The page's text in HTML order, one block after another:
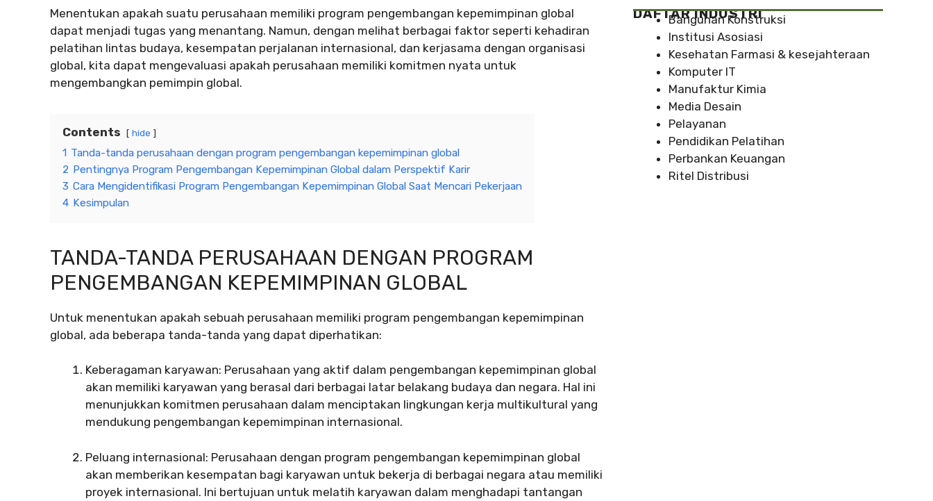
Menentukan apakah suatu perusahaan memiliki program pengembangan kepemimpinan global
dapat menjadi tugas yang menantang. Namun, dengan melihat berbagai faktor seperti kehadiran
pelatihan lintas budaya, kesempatan perjalanan internasional, dan kerjasama dengan organisasi
global, kita dapat mengevaluasi apakah perusahaan memiliki komitmen nyata untuk
mengembangkan pemimpin global.
Contents hide
1 Tanda-tanda perusahaan dengan program pengembangan kepemimpinan global
2 Pentingnya Program Pengembangan Kepemimpinan Global dalam Perspektif Karir
3 Cara Mengidentifikasi Program Pengembangan Kepemimpinan Global Saat Mencari Pekerjaan
4 Kesimpulan
TANDA-TANDA PERUSAHAAN DENGAN PROGRAM
PENGEMBANGAN KEPEMIMPINAN GLOBAL
Untuk menentukan apakah sebuah perusahaan memiliki program pengembangan kepemimpinan
global, ada beberapa tanda-tanda yang dapat diperhatikan:
Keberagaman karyawan: Perusahaan yang aktif dalam pengembangan kepemimpinan global
akan memiliki karyawan yang berasal dari berbagai latar belakang budaya dan negara. Hal ini
menunjukkan komitmen perusahaan dalam menciptakan lingkungan kerja multikultural yang
mendukung pengembangan kepemimpinan internasional.
Peluang internasional: Perusahaan dengan program pengembangan kepemimpinan global
akan memberikan kesempatan bagi karyawan untuk bekerja di berbagai negara atau memiliki
proyek internasional. Ini bertujuan untuk melatih karyawan dalam menghadapi tantangan
DAFTAR INDUSTRI
Bangunan Konstruksi
Institusi Asosiasi
Kesehatan Farmasi & kesejahteraan
Komputer IT
Manufaktur Kimia
Media Desain
Pelayanan
Pendidikan Pelatihan
Perbankan Keuangan
Ritel Distribusi